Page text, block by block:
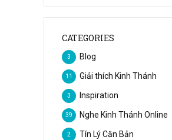
CATEGORIES
Blog
3
Giải thích Kinh Thánh
11
Inspiration
3
Nghe Kinh Thánh Online
39
Tín Lý Căn Bản
2